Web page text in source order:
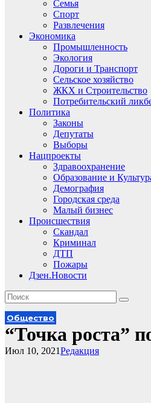
Семья
Спорт
Развлечения
Экономика
Промышленность
Экология
Дороги и Транспорт
Сельское хозяйство
ЖКХ и Строительство
Потребительский
Политика
Законы
Депутаты
Выборы
Нацпроекты
Здравоохранение
Образование и
Демография
Городская среда
Малый бизнес
Происшествия
Скандал
Криминал
ДТП
Пожары
Дзен.Новости
Общество
“Точка роста”
Редакция
Июл 10, 2021